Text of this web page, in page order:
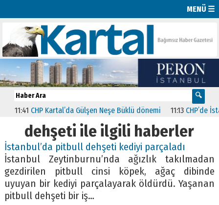
MENÜ ☰
CHP Kartal’da Gülşen Neşe Büklü dönemi 11:13 CHP’de
dehşeti ile ilgili haberler
İstanbul’da pitbull dehşeti kediyi parçaladı
İstanbul Zeytinburnu’nda ağızlık takılmadan
gezdirilen pitbull cinsi köpek, ağaç dibinde
uyuyan bir kediyi parçalayarak öldürdü. Yaşanan
pitbull dehşeti bir iş…